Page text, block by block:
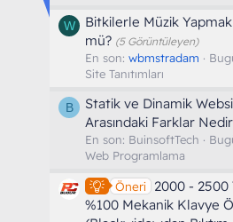
W
Bitkilerle Müzik
mü? (5 Görüntüleyen)
En son: wbmstradam
Site Tanıtımları
B
Statik ve Dinamik
Arasındaki Farklar
En son: BuinsoftTech
Web Programlama
Öneri
2000 - 2500
%100 Mekanik Klavye